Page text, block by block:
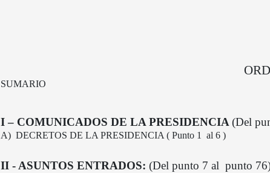
SUMARIO
I – COMUNICADOS DE LA PRESIDENCIA (Del
A) DECRETOS DE LA PRESIDENCIA ( Punto 1 al 6 )
II - ASUNTOS ENTRADOS: (Del punto 7 al punto